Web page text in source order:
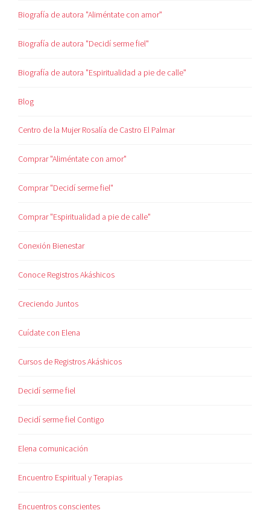
Biografía de autora "Aliméntate con amor"
Biografía de autora "Decidí serme fiel"
Biografía de autora "Espiritualidad a pie de calle"
Blog
Centro de la Mujer Rosalía de Castro El Palmar
Comprar "Aliméntate con amor"
Comprar "Decidí serme fiel"
Comprar "Espiritualidad a pie de calle"
Conexión Bienestar
Conoce Registros Akáshicos
Creciendo Juntos
Cuídate con Elena
Cursos de Registros Akáshicos
Decidí serme fiel
Decidí serme fiel Contigo
Elena comunicación
Encuentro Espiritual y Terapias
Encuentros conscientes